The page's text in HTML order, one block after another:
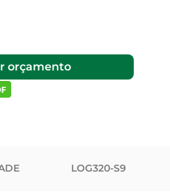
orçamento
LOG320-S9